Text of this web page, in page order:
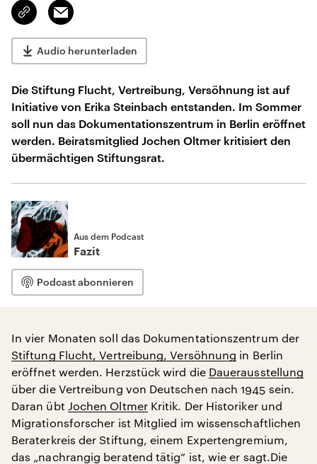
Link
kopieren/teilen
Email
Audio herunterladen
Die Stiftung Flucht, Vertreibung, Versöhnung ist auf
Initiative von Erika Steinbach entstanden. Im Sommer
soll nun das Dokumentationszentrum in Berlin eröffnet
werden. Beiratsmitglied Jochen Oltmer kritisiert den
übermächtigen Stiftungsrat.
Aus dem Podcast
Fazit
Podcast abonnieren
In vier Monaten soll das Dokumentationszentrum der
Stiftung Flucht, Vertreibung, Versöhnung in Berlin
eröffnet werden. Herzstück wird die Dauerausstellung
über die Vertreibung von Deutschen nach 1945 sein.
Daran übt Jochen OltmerKritik. Der Historiker und
Migrationsforscher ist Mitglied im wissenschaftlichen
Beraterkreis der Stiftung, einem Expertengremium,
das „nachrangig beratend tätig“ ist, wie er sagt.Die